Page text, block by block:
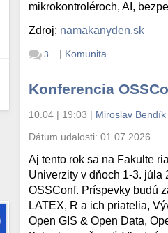
mikrokontroléroch, AI,
Zdroj: namakanyden.sk
3 | Komunita
Konferencia
10.04 | 19:03 | Miroslav Bendík
Dátum udalosti:01.07.2026
Aj tento rok sa na Fakulte
Univerzity v dňoch 1-3. júla
OSSConf. Príspevky budú
LATEX, R a ich priatelia,
Open GIS & Open Data,